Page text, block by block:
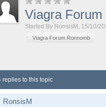
Viagra
Started By RonsisM , 15/10/
Viagra Forum Ronnomb
replies to this topic
RonsisM